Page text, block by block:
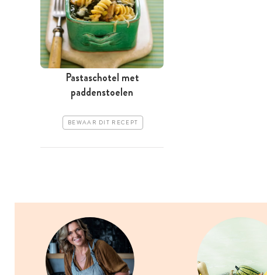
Pastaschotel met
paddenstoelen
BEWAAR DIT RECEPT